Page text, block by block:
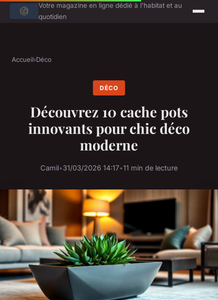
Votre magazine en ligne dédié à l'habitat et au
quotidien
Accueil›Déco
DÉCO
Découvrez 10 cache pots
innovants pour chic déco
moderne
Camil•31/03/2026 14:17•11 min de lecture